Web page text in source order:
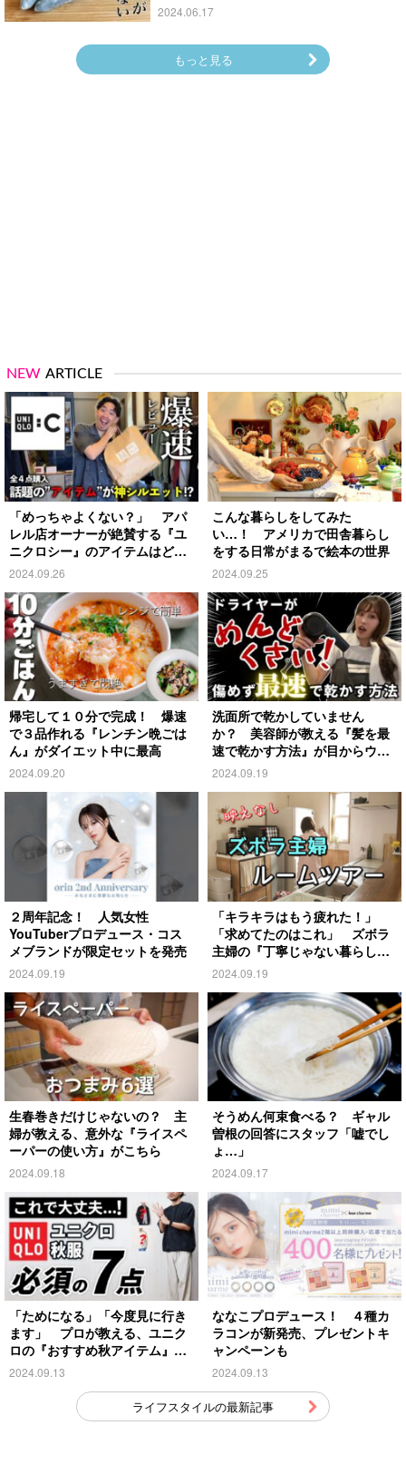
2024.06.17
もっと見る
NEW ARTICLE
「めっちゃよくない？」 アパ
レル店オーナーが絶賛する『ユ
ニクロシー』のアイテムはど
れ？
2024.09.26
こんな暮らしをしてみた
い…！ アメリカで田舎暮らし
をする日常がまるで絵本の世界
2024.09.25
帰宅して１０分で完成！ 爆速
で３品作れる『レンチン晩ごは
ん』がダイエット中に最高
2024.09.20
洗面所で乾かしていません
か？ 美容師が教える『髪を最
速で乾かす方法』が目からウロ
コ
2024.09.19
２周年記念！ 人気女性
YouTuberプロデュース・コス
メブランドが限定セットを発売
2024.09.19
「キラキラはもう疲れた！」
「求めてたのはこれ」 ズボラ
主婦の『丁寧じゃない暮らし』
がこちら
2024.09.19
生春巻きだけじゃないの？ 主
婦が教える、意外な『ライスペ
ーパーの使い方』がこちら
2024.09.18
そうめん何束食べる？ ギャル
曽根の回答にスタッフ「嘘でし
ょ…」
2024.09.17
「ためになる」「今度見に行き
ます」 プロが教える、ユニク
ロの『おすすめ秋アイテム』が
こちら
2024.09.13
ななこプロデュース！ ４種カ
ラコンが新発売、プレゼントキ
ャンペーンも
2024.09.13
ライフスタイルの最新記事